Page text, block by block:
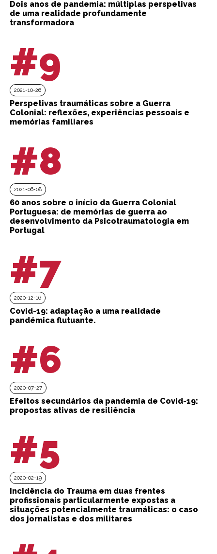
Dois anos de pandemia: múltiplas perspetivas
de uma realidade profundamente
transformadora
#9
2021-10-26
Perspetivas traumáticas sobre a Guerra
Colonial: reflexões, experiências pessoais e
memórias familiares
#8
2021-06-08
60 anos sobre o início da Guerra Colonial
Portuguesa: de memórias de guerra ao
desenvolvimento da Psicotraumatologia em
Portugal
#7
2020-12-16
Covid-19: adaptação a uma realidade
pandémica flutuante.
#6
2020-07-27
Efeitos secundários da pandemia de Covid-19:
propostas ativas de resiliência
#5
2020-02-19
Incidência do Trauma em duas frentes
profissionais particularmente expostas a
situações potencialmente traumáticas: o caso
dos jornalistas e dos militares